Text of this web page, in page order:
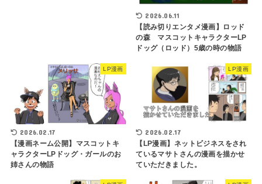
2026.06.11
【読み切りエンタメ漫画】ロッド
の森 マスコットキャラクターLP
ドッグ（ロッド）5歳の時の物語
LP漫画
2026.02.17
【漫画ネーム公開】マスコットキ
ャラクターLPドッグ・ガールのお
姉さんの物語
LP漫画
2026.02.17
【LP漫画】ネットビジネスをされ
ているマサトさんの漫画を描かせ
ていただきました。